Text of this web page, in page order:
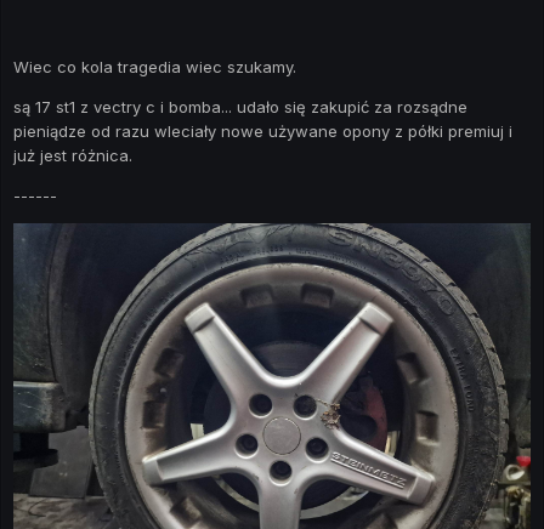
Wiec co kola tragedia wiec szukamy.
są 17 st1 z vectry c i bomba... udało się zakupić za rozsądne
pieniądze od razu wleciały nowe używane opony z półki premiuj i
już jest różnica.
------